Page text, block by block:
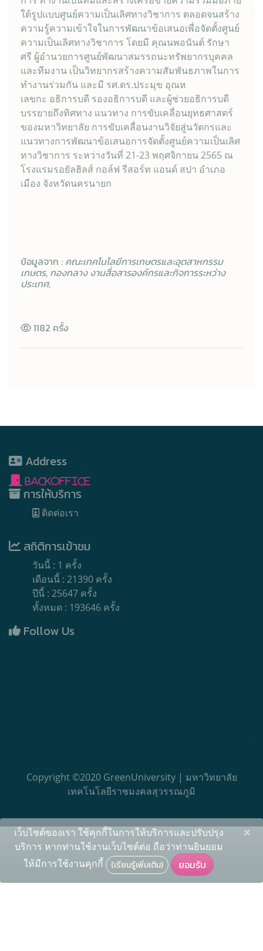
ใต้รูปแบบศูนย์ความเป็นเลิศทางวิชาการ ตลอดจนสร้าง
ความรู้ความเข้าใจในการพัฒนาข้อเสนอเพื่อจัดตั้งศูนย์
ความเป็นเลิศทางวิชาการ โดยมี คุณนพอนันต์ รักษา
ศรี ผู้อำนวยการศูนย์พัฒนาสมรรถนะทรัพยากรบุคคล
และทีมงาน เป็นวิทยากรสร้างความสัมพันธภาพในการ
ทำงานร่วมกัน และมี รศ.ดร.ประมุข อุณห
เลขกะ อธิการบดี รองอธิการบดี และผู้ช่วยอธิการบดี
บรรยายถึงทิศทาง แนวทาง การขับเคลื่อนยุทธศาสตร์
ของมหาวิทยาลัย การขับเคลื่อนงานวิจัยสู่นวัตกรและ
แนวทางการพัฒนาข้อเสนอการจัดตั้งศูนย์ความเป็นเลิศ
ทางวิชาการ ระหว่างวันที่ 21-23 พฤศจิกายน 2565 ณ
โรงแรมรอยัลฮิลส์ กอล์ฟ รีสอร์ท แอนด์ สปา อำเภอ
เมือง จังหวัดนครนายก
ข้อมูลจาก : คณะเทคโนโลยีการเกษตรและอุตสาหกรรม
เกษตร, กองกลาง งานสื่อสารองค์กรและกิจการระหว่าง
ประเทศ,
1182 ครั้ง
Address
BackOffice
การให้บริการ
ติดต่อเรา
สถิติการเข้าชม
วันนี้ : 1 ครั้ง
เดือนนี้ : 21390 ครั้ง
ปีนี้ : 25647 ครั้ง
ทั้งหมด : 193646 ครั้ง
Follow Us
Copyright ©2020 GreenUniversity | มหาวิทยาลัย
เทคโนโลยีราชมงคลสุวรรณภูมิ
เว็บไซต์ของเรา ใช้คุกกี้ในการให้บริการและปรับปรุง
บริการ หากท่านใช้งานเว็บไซต์ต่อ ถือว่าท่านยินยอม
ให้มีการใช้งานคุกกี้
(เรียนรู้เพิ่มเติม) ยอมรับ
×